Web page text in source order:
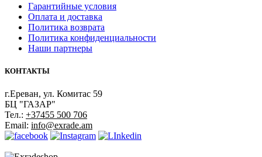
Гарантийные условия
Оплата и доставка
Политика возврата
Политика конфиденциальности
Наши партнеры
КОНТАКТЫ
г.Ереван, ул. Комитас 59
БЦ "ГАЗАР"
Тел.: +37455 500 706
Email: info@exrade.am